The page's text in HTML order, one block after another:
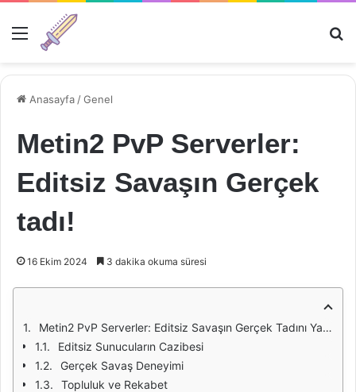
Menü
Anasayfa /Genel
Metin2 PvP Serverler:
Editsiz Savaşın Gerçek
tadı!
16 Ekim 2024 3 dakika okuma süresi
Metin2 PvP Serverler: Editsiz Savaşın Gerçek Tadını Yaşamak
Editsiz Sunucuların Cazibesi
Gerçek Savaş Deneyimi
Topluluk ve Rekabet